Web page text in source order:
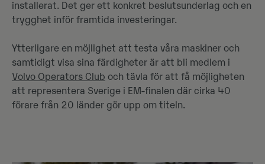
installerat. Det ger ett konkret beslutsunderlag och en
trygghet inför framtida investeringar.
Ytterligare en möjlighet att testa våra maskiner och
samtidigt visa sina färdigheter är att bli medlem i
Volvo Operators Club och tävla för att få möjligheten
att representera Sverige i EM-finalen där cirka 40
förare från 20 länder gör upp om titeln.